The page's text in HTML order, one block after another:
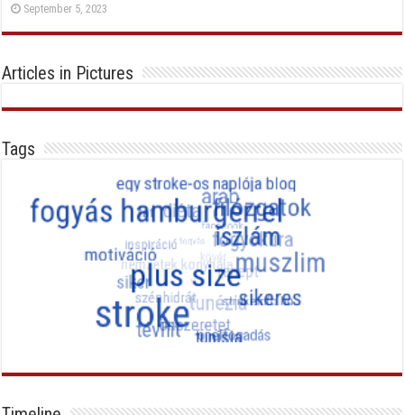
September 5, 2023
Articles in Pictures
Tags